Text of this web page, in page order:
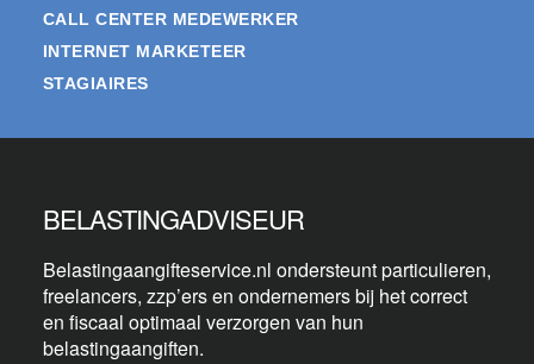
CALL CENTER MEDEWERKER
INTERNET MARKETEER
STAGIAIRES
BELASTINGADVISEUR
Belastingaangifteservice.nl ondersteunt particulieren,
freelancers, zzp’ers en ondernemers bij het correct
en fiscaal optimaal verzorgen van hun
belastingaangiften.